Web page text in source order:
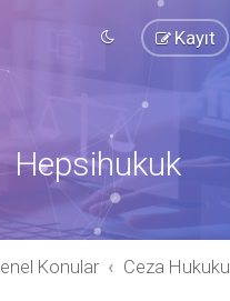
Kayıt
Hepsihukuk
Konular Ceza Hukuku